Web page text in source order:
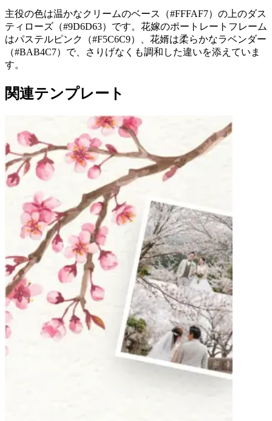
主役の色は温かなクリームのベース（#FFFAF7）の上のダス
ティローズ（#9D6D63）です。花嫁のポートレートフレーム
はパステルピンク（#F5C6C9）、花婿は柔らかなラベンダー
（#BAB4C7）で、さりげなくも調和した違いを添えていま
す。
関連テンプレート